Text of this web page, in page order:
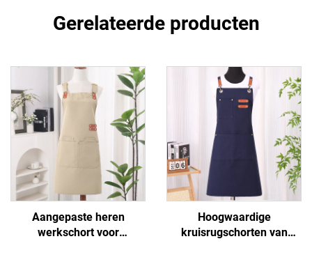
Gerelateerde producten
Aangepaste heren
werkschort voor
Hoogwaardige
kruisrugschorten van